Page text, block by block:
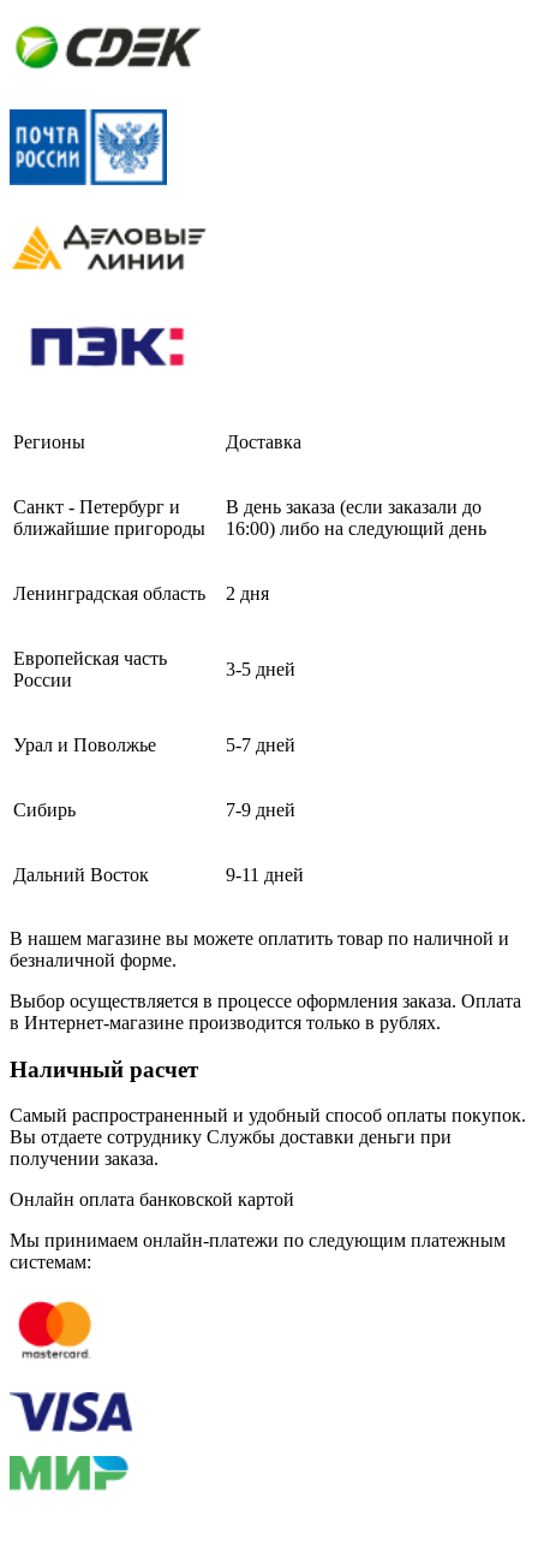
Регионы Доставка
Санкт - Петербург и
ближайшие пригороды
В день заказа (если заказали до
16:00) либо на следующий день
Ленинградская область 2 дня
Европейская часть
России
3-5 дней
Урал и Поволжье 5-7 дней
Сибирь 7-9 дней
Дальний Восток 9-11 дней
В нашем магазине вы можете оплатить товар по наличной и
безналичной форме.
Выбор осуществляется в процессе оформления заказа. Оплата
в Интернет-магазине производится только в рублях.
Наличный расчет
Самый распространенный и удобный способ оплаты покупок.
Вы отдаете сотруднику Службы доставки деньги при
получении заказа.
Онлайн оплата банковской картой
Мы принимаем онлайн-платежи по cледующим платежным
системам: